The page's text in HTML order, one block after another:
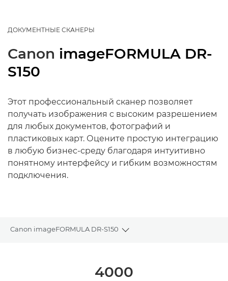
ДОКУМЕНТНЫЕ СКАНЕРЫ
Canon imageFORMULA DR-
S150
Этот профессиональный сканер позволяет
получать изображения с высоким разрешением
для любых документов, фотографий и
пластиковых карт. Оцените простую интеграцию
в любую бизнес-среду благодаря интуитивно
понятному интерфейсу и гибким возможностям
подключения.
Canon imageFORMULA DR-S150
Toggle breadcrumbs
4000